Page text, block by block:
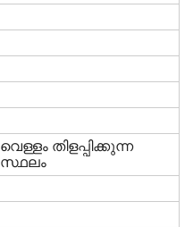
വെള്ളം തിളപ്പിക്കുന്ന
സ്ഥലം